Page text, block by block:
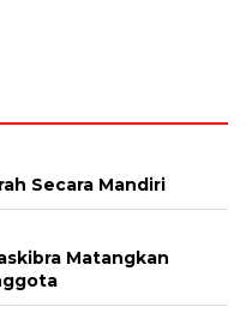
Secara Mandiri
Matangkan